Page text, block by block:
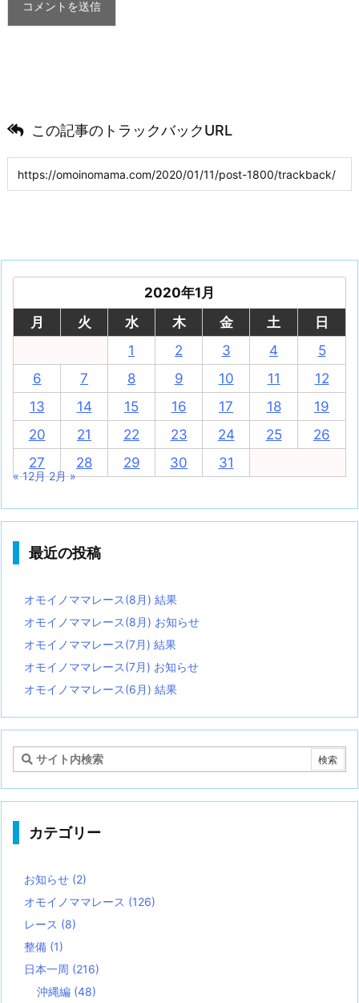
この記事のトラックバックURL
2020年1月
月
火 水 木 金 土
日
1
2 3 4
5
6
7 8 9 10 11
12
13
14 15 16 17 18
19
20
21 22 23 24 25
26
27
28 29 30 31
« 12月 2月 »
最近の投稿
オモイノママレース(8月) 結果
オモイノママレース(8月) お知らせ
オモイノママレース(7月) 結果
オモイノママレース(7月) お知らせ
オモイノママレース(6月) 結果
カテゴリー
お知らせ (2)
オモイノママレース (126)
レース (8)
整備 (1)
日本一周 (216)
沖縄編 (48)